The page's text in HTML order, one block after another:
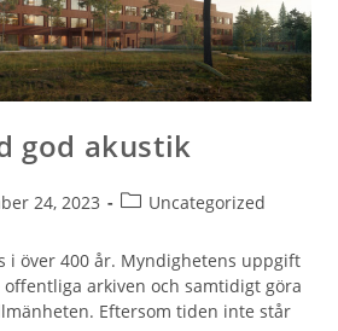
god akustik
24, 2023 Uncategorized
i över 400 år. Myndighetens uppgift
arkiven och samtidigt göra
Eftersom tiden inte står